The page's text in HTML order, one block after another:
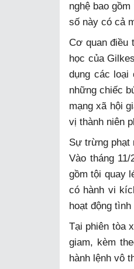
nghệ bao
số này có cả
Cơ quan điều
học của
dụng các loại
những chiếc
mạng xã hội
vị thành niên
Sự trừng phạt
Vào tháng
gồm tội quay
có hành vi
hoạt động tình
Tại phiên tòa
giam, kèm
hành lệnh vô